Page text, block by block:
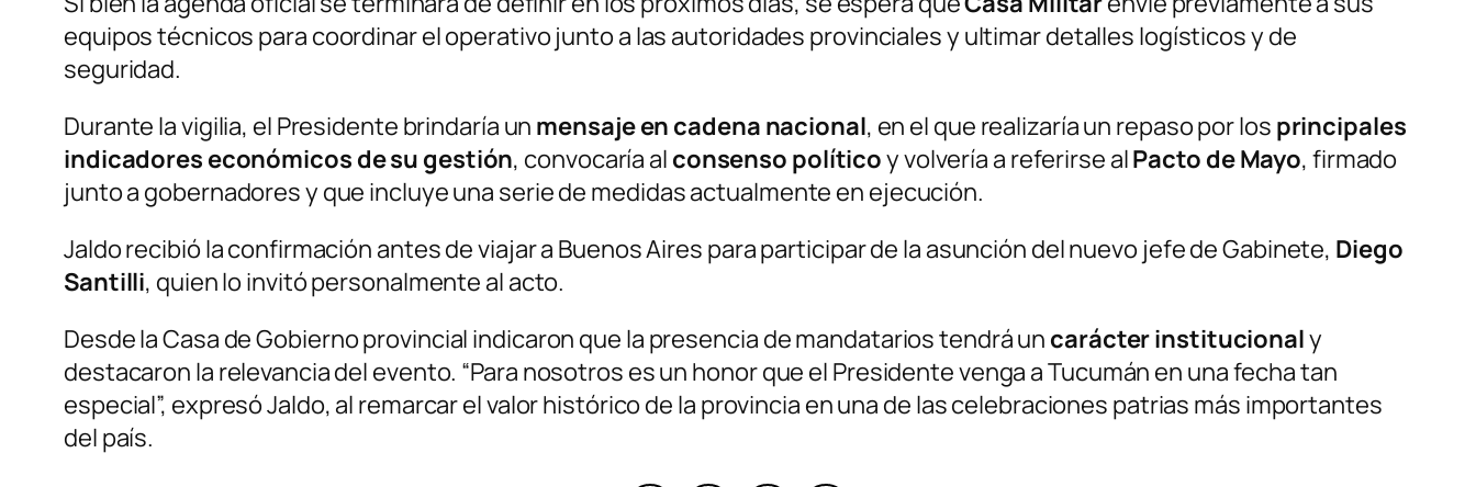
equipos técnicos para coordinar el operativo junto a las autoridades provinciales y ultimar detalles logísticos y de
seguridad.
Durante la vigilia, el Presidente brindaría un mensaje en cadena nacional, en el que realizaría un repaso por los principales
indicadores económicos de su gestión, convocaría al consenso políticoy volvería a referirse alPacto de Mayo, firmado
junto a gobernadores y que incluye una serie de medidas actualmente en ejecución.
Jaldo recibió la confirmación antes de viajar a Buenos Aires para participar de la asunción del nuevo jefe de Gabinete, Diego
Santilli, quien lo invitó personalmente al acto.
Desde la Casa de Gobierno provincial indicaron que la presencia de mandatarios tendrá un carácter institucionaly
destacaron la relevancia del evento. “Para nosotros es un honor que el Presidente venga a Tucumán en una fecha tan
especial”, expresó Jaldo, al remarcar el valor histórico de la provincia en una de las celebraciones patrias más importantes
del país.